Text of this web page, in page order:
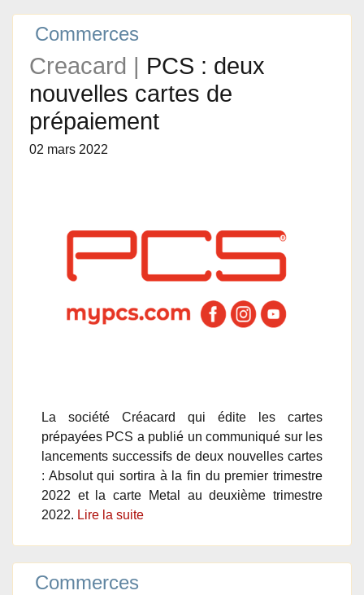
Commerces
Creacard | PCS : deux
nouvelles cartes de
prépaiement
02 mars 2022
La société Créacard qui édite les cartes
prépayées PCS a publié un communiqué sur les
lancements successifs de deux nouvelles cartes
: Absolut qui sortira à la fin du premier trimestre
2022 et la carte Metal au deuxième trimestre
2022. Lire la suite
Commerces